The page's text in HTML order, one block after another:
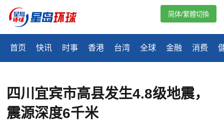
首页 快讯 时事 香港 台湾 全球 金融 消费
简体/繁體切換
四川宜宾市高县发生4.8级地震，
震源深度6千米